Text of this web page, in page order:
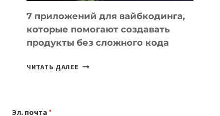
7 приложений для вайбкодинга,
которые помогают создавать
продукты без сложного кода
ЧИТАТЬ ДАЛЕЕ
Эл. почта *